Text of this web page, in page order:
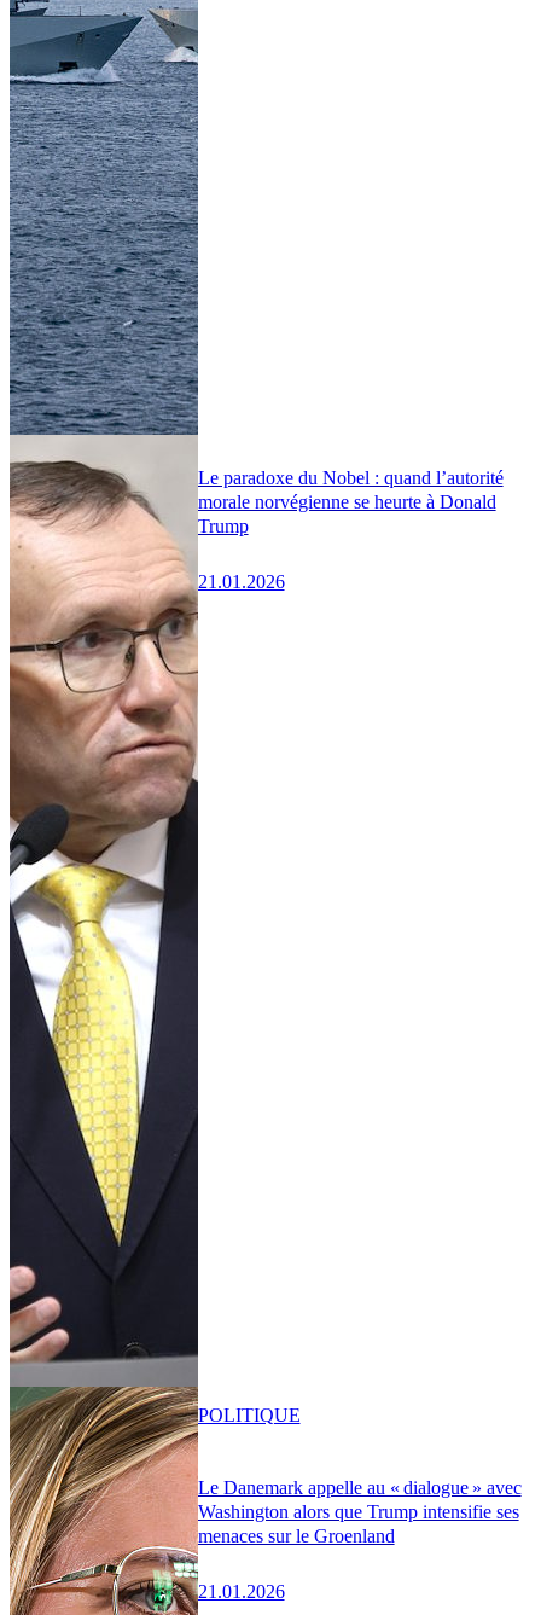
Le paradoxe du Nobel : quand l’autorité
morale norvégienne se heurte à Donald
Trump
21.01.2026
Le Danemark appelle au « dialogue » avec
Washington alors que Trump intensifie ses
menaces sur le Groenland
21.01.2026
POLITIQUE